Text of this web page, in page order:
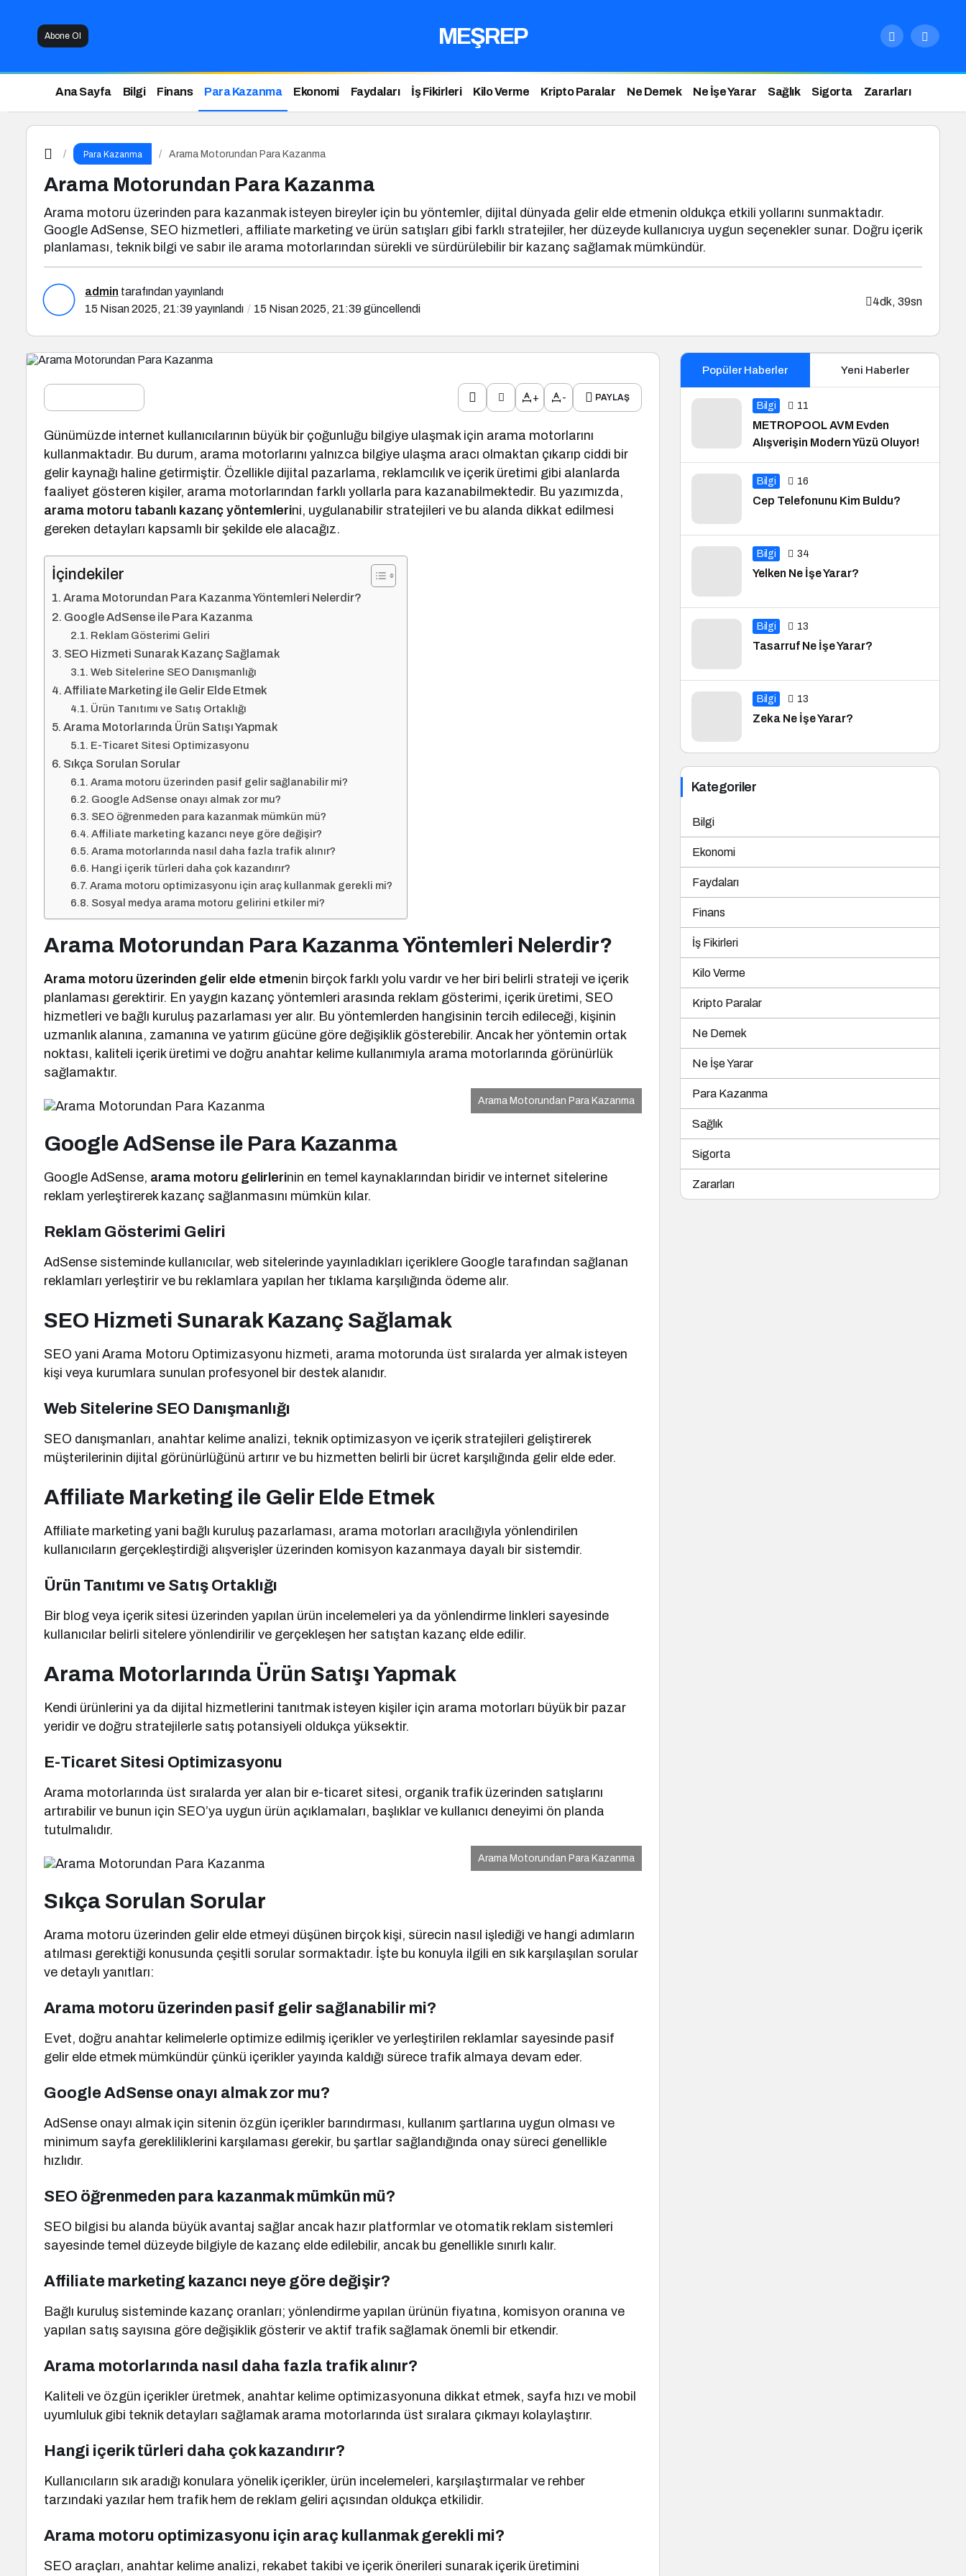
Abone Ol MEŞREP
Ana Sayfa Bilgi Finans Para Kazanma Ekonomi Faydaları İş Fikirleri Kilo Verme Kripto Paralar Ne Demek Ne İşe Yarar Sağlık Sigorta Zararları
Para Kazanma Arama Motorundan Para Kazanma
Arama Motorundan Para Kazanma
Arama motoru üzerinden para kazanmak isteyen bireyler için bu yöntemler, dijital dünyada gelir elde etmenin oldukça etkili yollarını sunmaktadır.
Google AdSense, SEO hizmetleri, affiliate marketing ve ürün satışları gibi farklı stratejiler, her düzeyde kullanıcıya uygun seçenekler sunar. Doğru içerik
planlaması, teknik bilgi ve sabır ile arama motorlarından sürekli ve sürdürülebilir bir kazanç sağlamak mümkündür.
admin tarafından yayınlandı
15 Nisan 2025, 21:39yayınlandı 15 Nisan 2025, 21:39güncellendi
4dk, 39sn
+ - PAYLAŞ
Günümüzde internet kullanıcılarının büyük bir çoğunluğu bilgiye ulaşmak için arama motorlarını
kullanmaktadır. Bu durum, arama motorlarını yalnızca bilgiye ulaşma aracı olmaktan çıkarıp ciddi bir
gelir kaynağı haline getirmiştir. Özellikle dijital pazarlama, reklamcılık ve içerik üretimi gibi alanlarda
faaliyet gösteren kişiler, arama motorlarından farklı yollarla para kazanabilmektedir. Bu yazımızda,
arama motoru tabanlı kazanç yöntemlerini, uygulanabilir stratejileri ve bu alanda dikkat edilmesi
gereken detayları kapsamlı bir şekilde ele alacağız.
İçindekiler
Arama Motorundan Para Kazanma Yöntemleri Nelerdir?
Google AdSense ile Para Kazanma
Reklam Gösterimi Geliri
SEO Hizmeti Sunarak Kazanç Sağlamak
Web Sitelerine SEO Danışmanlığı
Affiliate Marketing ile Gelir Elde Etmek
Ürün Tanıtımı ve Satış Ortaklığı
Arama Motorlarında Ürün Satışı Yapmak
E-Ticaret Sitesi Optimizasyonu
Sıkça Sorulan Sorular
Arama motoru üzerinden pasif gelir sağlanabilir mi?
Google AdSense onayı almak zor mu?
SEO öğrenmeden para kazanmak mümkün mü?
Affiliate marketing kazancı neye göre değişir?
Arama motorlarında nasıl daha fazla trafik alınır?
Hangi içerik türleri daha çok kazandırır?
Arama motoru optimizasyonu için araç kullanmak gerekli mi?
Sosyal medya arama motoru gelirini etkiler mi?
Arama Motorundan Para Kazanma Yöntemleri Nelerdir?
Arama motoru üzerinden gelir elde etmenin birçok farklı yolu vardır ve her biri belirli strateji ve içerik
planlaması gerektirir. En yaygın kazanç yöntemleri arasında reklam gösterimi, içerik üretimi, SEO
hizmetleri ve bağlı kuruluş pazarlaması yer alır. Bu yöntemlerden hangisinin tercih edileceği, kişinin
uzmanlık alanına, zamanına ve yatırım gücüne göre değişiklik gösterebilir. Ancak her yöntemin ortak
noktası, kaliteli içerik üretimi ve doğru anahtar kelime kullanımıyla arama motorlarında görünürlük
sağlamaktır.
Arama Motorundan Para Kazanma
Google AdSense ile Para Kazanma
Google AdSense, arama motoru gelirlerinin en temel kaynaklarından biridir ve internet sitelerine
reklam yerleştirerek kazanç sağlanmasını mümkün kılar.
Reklam Gösterimi Geliri
AdSense sisteminde kullanıcılar, web sitelerinde yayınladıkları içeriklere Google tarafından sağlanan
reklamları yerleştirir ve bu reklamlara yapılan her tıklama karşılığında ödeme alır.
SEO Hizmeti Sunarak Kazanç Sağlamak
SEO yani Arama Motoru Optimizasyonu hizmeti, arama motorunda üst sıralarda yer almak isteyen
kişi veya kurumlara sunulan profesyonel bir destek alanıdır.
Web Sitelerine SEO Danışmanlığı
SEO danışmanları, anahtar kelime analizi, teknik optimizasyon ve içerik stratejileri geliştirerek
müşterilerinin dijital görünürlüğünü artırır ve bu hizmetten belirli bir ücret karşılığında gelir elde eder.
Affiliate Marketing ile Gelir Elde Etmek
Affiliate marketing yani bağlı kuruluş pazarlaması, arama motorları aracılığıyla yönlendirilen
kullanıcıların gerçekleştirdiği alışverişler üzerinden komisyon kazanmaya dayalı bir sistemdir.
Ürün Tanıtımı ve Satış Ortaklığı
Bir blog veya içerik sitesi üzerinden yapılan ürün incelemeleri ya da yönlendirme linkleri sayesinde
kullanıcılar belirli sitelere yönlendirilir ve gerçekleşen her satıştan kazanç elde edilir.
Arama Motorlarında Ürün Satışı Yapmak
Kendi ürünlerini ya da dijital hizmetlerini tanıtmak isteyen kişiler için arama motorları büyük bir pazar
yeridir ve doğru stratejilerle satış potansiyeli oldukça yüksektir.
E-Ticaret Sitesi Optimizasyonu
Arama motorlarında üst sıralarda yer alan bir e-ticaret sitesi, organik trafik üzerinden satışlarını
artırabilir ve bunun için SEO’ya uygun ürün açıklamaları, başlıklar ve kullanıcı deneyimi ön planda
tutulmalıdır.
Arama Motorundan Para Kazanma
Sıkça Sorulan Sorular
Arama motoru üzerinden gelir elde etmeyi düşünen birçok kişi, sürecin nasıl işlediği ve hangi adımların
atılması gerektiği konusunda çeşitli sorular sormaktadır. İşte bu konuyla ilgili en sık karşılaşılan sorular
ve detaylı yanıtları:
Arama motoru üzerinden pasif gelir sağlanabilir mi?
Evet, doğru anahtar kelimelerle optimize edilmiş içerikler ve yerleştirilen reklamlar sayesinde pasif
gelir elde etmek mümkündür çünkü içerikler yayında kaldığı sürece trafik almaya devam eder.
Google AdSense onayı almak zor mu?
AdSense onayı almak için sitenin özgün içerikler barındırması, kullanım şartlarına uygun olması ve
minimum sayfa gerekliliklerini karşılaması gerekir, bu şartlar sağlandığında onay süreci genellikle
hızlıdır.
SEO öğrenmeden para kazanmak mümkün mü?
SEO bilgisi bu alanda büyük avantaj sağlar ancak hazır platformlar ve otomatik reklam sistemleri
sayesinde temel düzeyde bilgiyle de kazanç elde edilebilir, ancak bu genellikle sınırlı kalır.
Affiliate marketing kazancı neye göre değişir?
Bağlı kuruluş sisteminde kazanç oranları; yönlendirme yapılan ürünün fiyatına, komisyon oranına ve
yapılan satış sayısına göre değişiklik gösterir ve aktif trafik sağlamak önemli bir etkendir.
Arama motorlarında nasıl daha fazla trafik alınır?
Kaliteli ve özgün içerikler üretmek, anahtar kelime optimizasyonuna dikkat etmek, sayfa hızı ve mobil
uyumluluk gibi teknik detayları sağlamak arama motorlarında üst sıralara çıkmayı kolaylaştırır.
Hangi içerik türleri daha çok kazandırır?
Kullanıcıların sık aradığı konulara yönelik içerikler, ürün incelemeleri, karşılaştırmalar ve rehber
tarzındaki yazılar hem trafik hem de reklam geliri açısından oldukça etkilidir.
Arama motoru optimizasyonu için araç kullanmak gerekli mi?
SEO araçları, anahtar kelime analizi, rekabet takibi ve içerik önerileri sunarak içerik üretimini
Popüler Haberler Yeni Haberler
Bilgi 11
METROPOOL AVM Evden
Alışverişin Modern Yüzü Oluyor!
Bilgi 16
Cep Telefonunu Kim Buldu?
Bilgi 34
Yelken Ne İşe Yarar?
Bilgi 13
Tasarruf Ne İşe Yarar?
Bilgi 13
Zeka Ne İşe Yarar?
Kategoriler
Bilgi
Ekonomi
Faydaları
Finans
İş Fikirleri
Kilo Verme
Kripto Paralar
Ne Demek
Ne İşe Yarar
Para Kazanma
Sağlık
Sigorta
Zararları